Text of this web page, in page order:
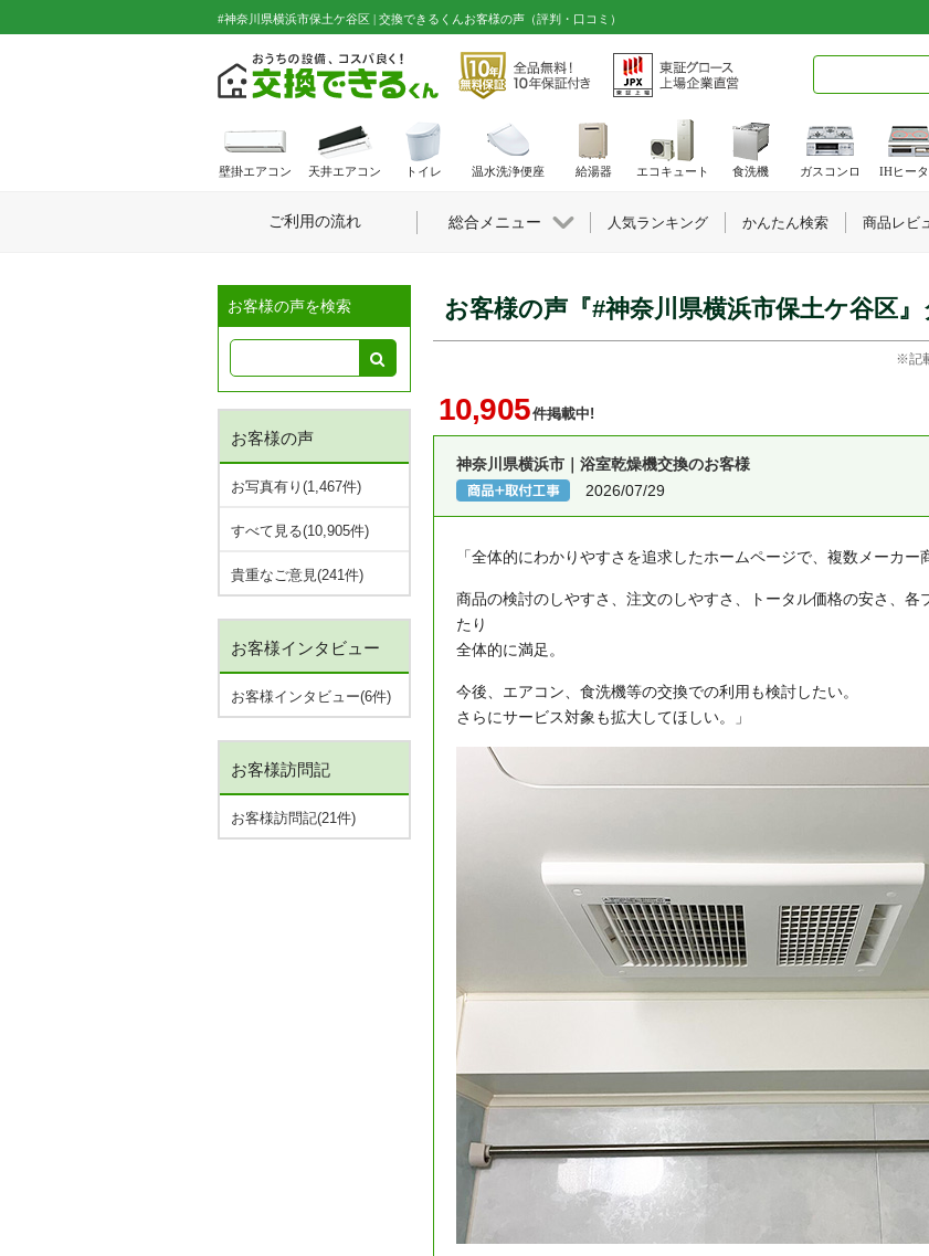
#神奈川県横浜市保土ケ谷区 | 交換できるくんお客様の声（評判・口コミ）
お客様の声を検索
お客様の声
お写真有り(1,467件)
すべて見る(10,905件)
貴重なご意見(241件)
お客様インタビュー
お客様インタビュー(6件)
お客様訪問記
お客様訪問記(21件)
お客様の声『#神奈川県横浜市保土ケ谷区
※記
10,905件掲載中!
神奈川県横浜市｜浴室乾燥機交換のお客様
2026/07/29
「全体的にわかりやすさを追求したホームページで、複数メーカー
商品の検討のしやすさ、注文のしやすさ、トータル価格の安さ、
たり
全体的に満足。
今後、エアコン、食洗機等の交換での利用も検討したい。
さらにサービス対象も拡大してほしい。」
壁掛エアコン 天井エアコン トイレ 温水洗浄便座 給湯器 エコキュート 食洗機 ガスコンロ IHヒー
ご利用の流れ 総合メニュー 人気ランキング かんたん検索 商品レビ